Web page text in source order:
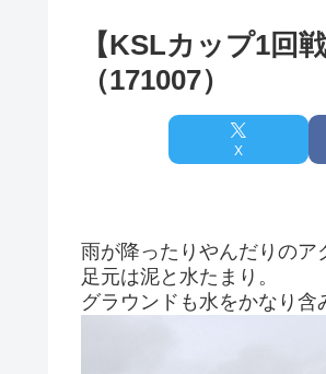
【KSLカップ1回
（171007）
X
雨が降ったりやんだりのア
足元は泥と水たまり。
グラウンドも水をかなり含